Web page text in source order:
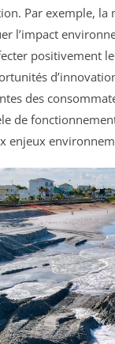
Par exemple, la
l’impact
positivement
des
de
enjeux